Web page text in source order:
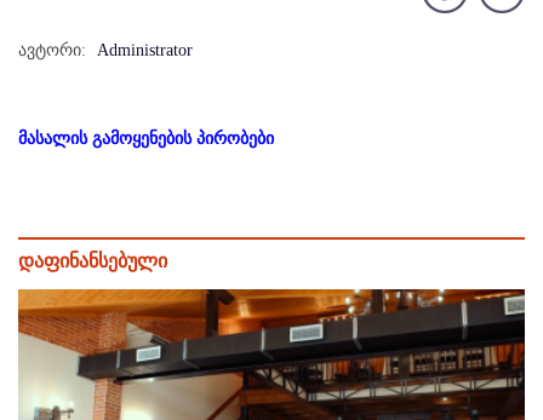
ავტორი: Administrator
მასალის გამოყენების პირობები
დაფინანსებული